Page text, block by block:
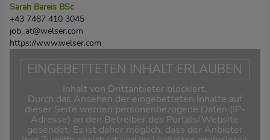
Sarah Bareis BSc
+43 7487 410 3045
job_at@welser.com
https://www.welser.com
EINGEBETTETEN INHALT ERLAUBEN
Inhalt von Drittanbieter blockiert.
Durch das Ansehen der eingebetteten Inhalte auf
dieser Seite werden personenbezogene Daten (IP-
Adresse) an den Betreiber des Portals/Website
gesendet. Es ist daher möglich, dass der Anbieter